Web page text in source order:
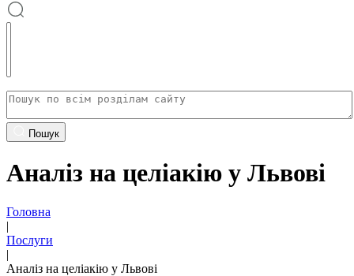
Пошук
Аналіз на целіакію у Львові
Головна
|
Послуги
|
Аналіз на целіакію у Львові